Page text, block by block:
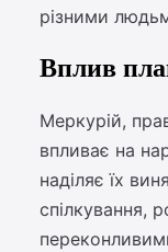
різними
Вплив
Меркурій,
впливає на
наділяє їх
спілкування,